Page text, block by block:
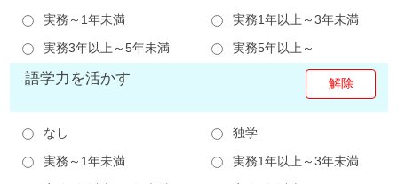
実務～1年未満
実務1年以上～3年未満
実務3年以上～5年未満
実務5年以上～
語学力を活かす
なし
独学
実務～1年未満
実務1年以上～3年未満